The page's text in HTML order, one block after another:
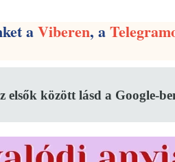
aViberen, a
között lásd a Google-